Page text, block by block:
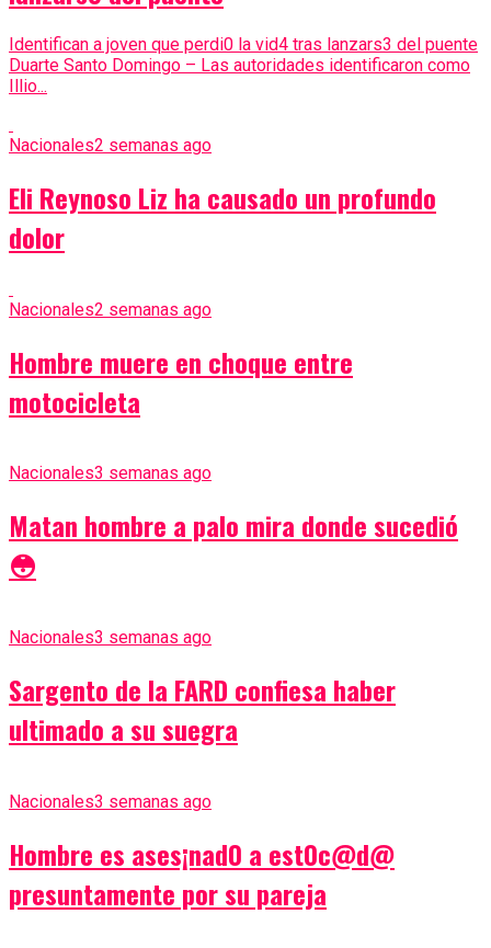
Identifican a joven que perdi0 la vid4 tras lanzars3 del puente
Duarte Santo Domingo – Las autoridades identificaron como
Illio...
Nacionales2 semanas ago
Eli Reynoso Liz ha causado un profundo
dolor
Nacionales2 semanas ago
Hombre muere en choque entre
motocicleta
Nacionales3 semanas ago
Matan hombre a palo mira donde sucedió
😳
Nacionales3 semanas ago
Sargento de la FARD confiesa haber
ultimado a su suegra
Nacionales3 semanas ago
Hombre es ases¡nad0 a est0c@d@
presuntamente por su pareja